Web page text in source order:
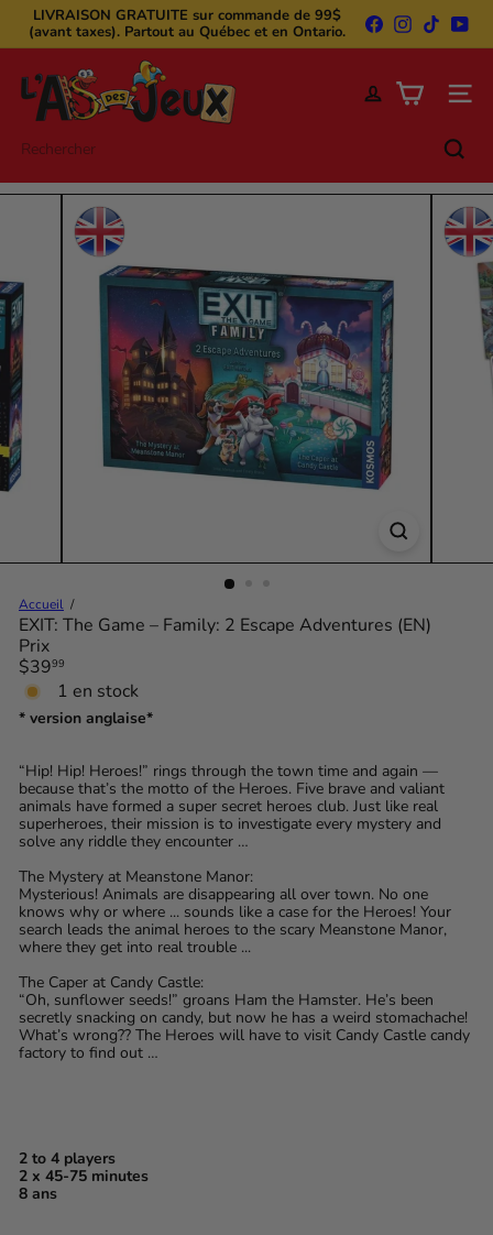
Passer
contenu
Diaporama
Pause
LIVRAISON GRATUITE sur commande de 99$
(avant taxes). Partout au Québec et en Ontario.
Frais de livraison 13,99$ pour commande de
moins de 99$ (avant taxes) pour QC et ON
FacebookInstagram
TikTok
L'A
s
s
e
Rechercher
Accueil
EXIT: The Game – Family: 2 Escape Adventures (EN)
Prix
Prix
régulier
$3999
1 en stock
* version anglaise*
“Hip! Hip! Heroes!” rings through the town time and again —
because that’s the motto of the Heroes. Five brave and valiant
animals have formed a super secret heroes club. Just like real
superheroes, their mission is to investigate every mystery and
solve any riddle they encounter …
The Mystery at Meanstone Manor:
Mysterious! Animals are disappearing all over town. No one
knows why or where ... sounds like a case for the Heroes! Your
search leads the animal heroes to the scary Meanstone Manor,
where they get into real trouble ...
The Caper at Candy Castle:
“Oh, sunflower seeds!” groans Ham the Hamster. He’s been
secretly snacking on candy, but now he has a weird stomachache!
What’s wrong?? The Heroes will have to visit Candy Castle candy
factory to find out …
2 to 4 players
2 x 45-75 minutes
8 ans